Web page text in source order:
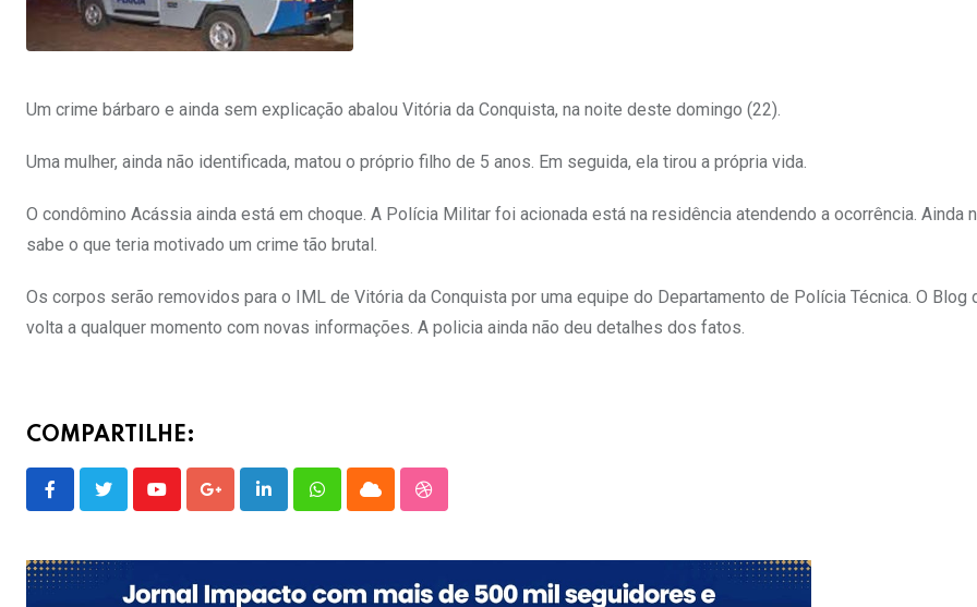
Um crime bárbaro e ainda sem explicação abalou Vitória da Conquista, na noite deste domingo (22).
Uma mulher, ainda não identificada, matou o próprio filho de 5 anos. Em seguida, ela tirou a própria vida.
O condômino Acássia ainda está em choque. A Polícia Militar foi acionada está na residência atendendo a ocorrência. Ainda
sabe o que teria motivado um crime tão brutal.
Os corpos serão removidos para o IML de Vitória da Conquista por uma equipe do Departamento de Polícia Técnica. O Blog
volta a qualquer momento com novas informações. A policia ainda não deu detalhes dos fatos.
COMPARTILHE:
YoutubeGoogle+LinkedInWhatsappCloud StumbleUpon